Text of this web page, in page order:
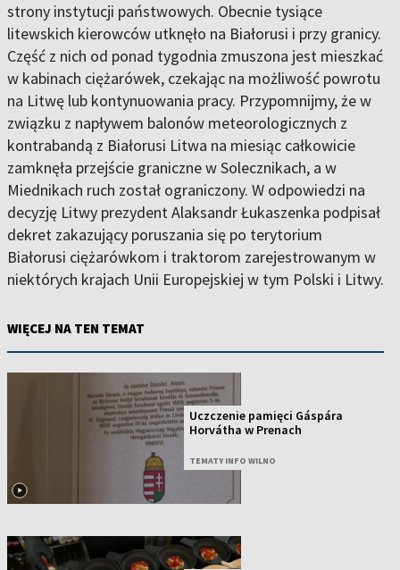
strony instytucji państwowych. Obecnie tysiące
litewskich kierowców utknęło na Białorusi i przy granicy.
Część z nich od ponad tygodnia zmuszona jest mieszkać
w kabinach ciężarówek, czekając na możliwość powrotu
na Litwę lub kontynuowania pracy. Przypomnijmy, że w
związku z napływem balonów meteorologicznych z
kontrabandą z Białorusi Litwa na miesiąc całkowicie
zamknęła przejście graniczne w Solecznikach, a w
Miednikach ruch został ograniczony. W odpowiedzi na
decyzję Litwy prezydent Alaksandr Łukaszenka podpisał
dekret zakazujący poruszania się po terytorium
Białorusi ciężarówkom i traktorom zarejestrowanym w
niektórych krajach Unii Europejskiej w tym Polski i Litwy.
WIĘCEJ NA TEN TEMAT
Uczczenie pamięci Gáspára
Horvátha w Prenach
TEMATY INFO WILNO